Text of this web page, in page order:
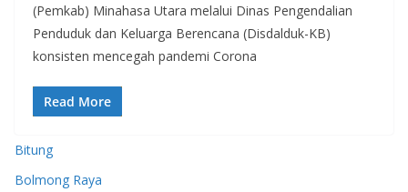
(Pemkab) Minahasa Utara melalui Dinas Pengendalian
Penduduk dan Keluarga Berencana (Disdalduk-KB)
konsisten mencegah pandemi Corona
Read More
Bitung
Bolmong Raya